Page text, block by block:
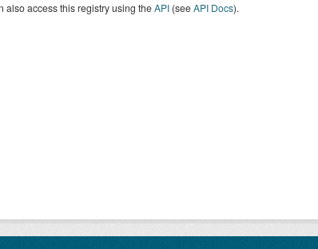
also access this registry using theAPI(seeAPI Docs).